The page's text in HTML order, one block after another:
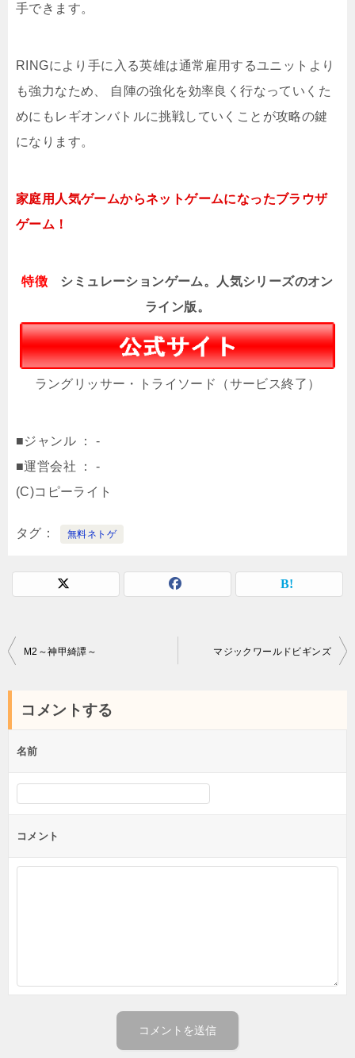
手できます。
RINGにより手に入る英雄は通常雇用するユニットより
も強力なため、 自陣の強化を効率良く行なっていくた
めにもレギオンバトルに挑戦していくことが攻略の鍵
になります。
家庭用人気ゲームからネットゲームになったブラウザ
ゲーム！
特徴
シミュレーションゲーム。人気シリーズのオン
ライン版。
ラングリッサー・トライソード（サービス終了）
■ジャンル ： -
■運営会社 ： -
(C)コピーライト
タグ 無料ネトゲ
投
ゲ
シ
M2～神甲綺譚～ マジックワールドビギンズ
コメントする
名前
コメント